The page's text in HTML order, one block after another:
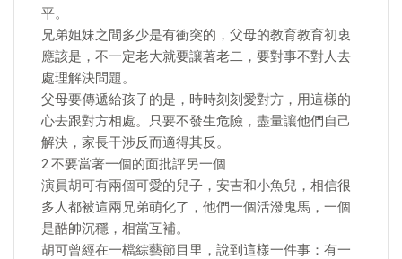
平。
兄弟姐妹之間多少是有衝突的，父母的教育教育初衷
應該是，不一定老大就要讓著老二，要對事不對人去
處理解決問題。
父母要傳遞給孩子的是，時時刻刻愛對方，用這樣的
心去跟對方相處。只要不發生危險，盡量讓他們自己
解決，家長干涉反而適得其反。
2.不要當著一個的面批評另一個
演員胡可有兩個可愛的兒子，安吉和小魚兒，相信很
多人都被這兩兄弟萌化了，他們一個活潑鬼馬，一個
是酷帥沉穩，相當互補。
胡可曾經在一檔綜藝節目里，說到這樣一件事：有一